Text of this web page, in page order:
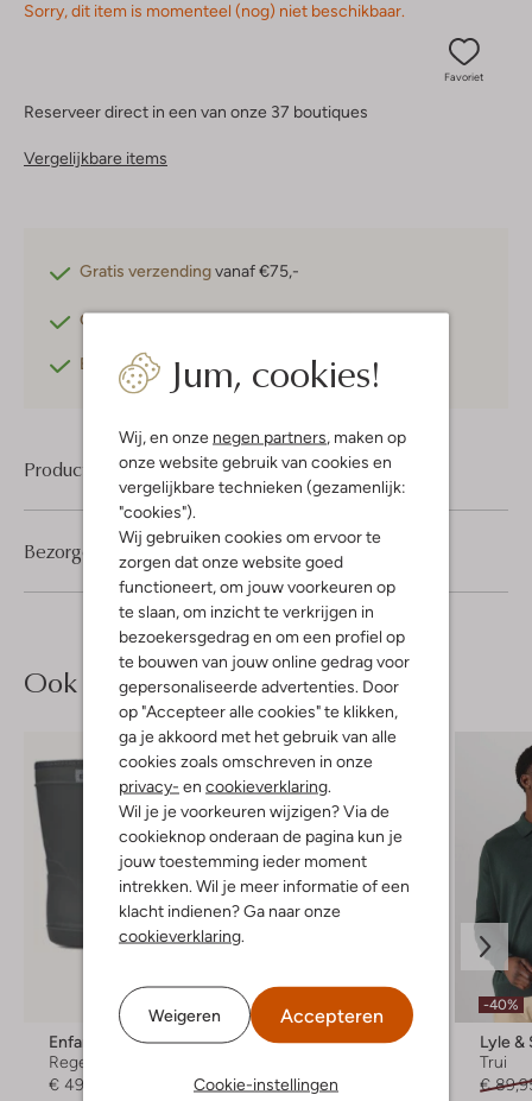
Jum, cookies!
Wij, en onze negen partners, maken op
onze website gebruik van cookies en
vergelijkbare technieken (gezamenlijk:
"cookies").
Wij gebruiken cookies om ervoor te
zorgen dat onze website goed
functioneert, om jouw voorkeuren op
te slaan, om inzicht te verkrijgen in
bezoekersgedrag en om een profiel op
te bouwen van jouw online gedrag voor
gepersonaliseerde advertenties. Door
op "Accepteer alle cookies" te klikken,
ga je akkoord met het gebruik van alle
cookies zoals omschreven in onze
privacy- en cookieverklaring.
Wil je je voorkeuren wijzigen? Via de
cookieknop onderaan de pagina kun je
jouw toestemming ieder moment
intrekken. Wil je meer informatie of een
klacht indienen? Ga naar onze
cookieverklaring.
Weigeren Accepteren
Cookie-instellingen
Sorry, dit item is momenteel (nog) niet beschikbaar.
Favoriet
Reserveer direct in een van onze 37 boutiques
Vergelijkbare items
Gratis verzendingvanaf €75,-
Gratis retournerenbinnen 30 dagen*
Betaal achteraf
Product informatie
Bezorgen & retourneren
Ook iets voor jou?
Enfant
Regenlaarzen
€ 49,99
-40%
Selected Men
€ 79,95 € 47,99
-40%
Lyle &
Trui
€